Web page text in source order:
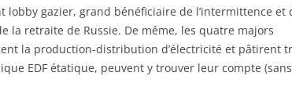
lobby gazier, grand bénéficiaire de l’intermittence et
la retraite de Russie. De même, les quatre majors
la production-distribution d’électricité et pâtirent
EDF étatique, peuvent y trouver leur compte